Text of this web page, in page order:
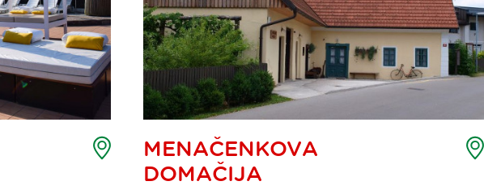
Zemljevid
interesa
MENAČENKOVA
DOMAČIJA